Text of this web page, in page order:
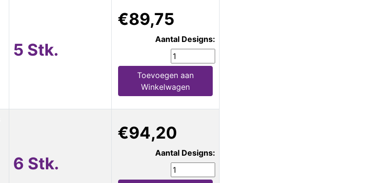
5 Stk.
€89,75
Aantal Designs:
Toevoegen aan
Winkelwagen
6 Stk.
€94,20
Aantal Designs: